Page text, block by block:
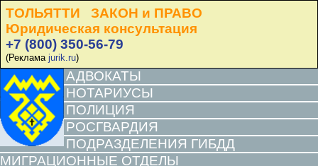
ТОЛЬЯТТИ ЗАКОН и ПРАВО
Юридическая консультация
+7 (800) 350-56-79
(Реклама jurik.ru)
АДВОКАТЫ
НОТАРИУСЫ
ПОЛИЦИЯ
РОСГВАРДИЯ
ПОДРАЗДЕЛЕНИЯ ГИБДД
МИГРАЦИОННЫЕ ОТДЕЛЫ